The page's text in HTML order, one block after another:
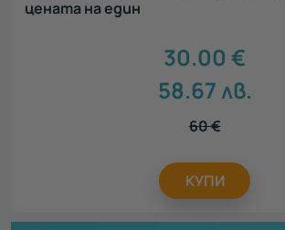
цената на един
30.00 €
58.67лв.
60€
КУПИ